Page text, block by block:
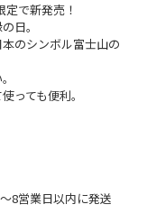
で新発売！
日。
のシンボル富士山の
っても便利。
8営業日以内に発送